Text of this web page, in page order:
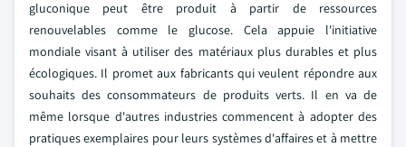
gluconique peut être produit à partir de ressources
renouvelables comme le glucose. Cela appuie l'initiative
mondiale visant à utiliser des matériaux plus durables et plus
écologiques. Il promet aux fabricants qui veulent répondre aux
souhaits des consommateurs de produits verts. Il en va de
même lorsque d'autres industries commencent à adopter des
pratiques exemplaires pour leurs systèmes d'affaires et à mettre